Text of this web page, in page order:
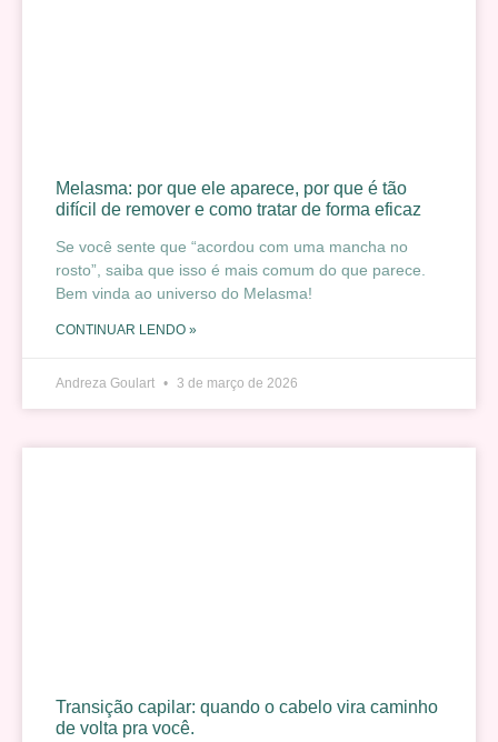
Melasma: por que ele aparece, por que é tão
difícil de remover e como tratar de forma eficaz
Se você sente que “acordou com uma mancha no
rosto”, saiba que isso é mais comum do que parece.
Bem vinda ao universo do Melasma!
CONTINUAR LENDO »
Andreza Goulart 3 de março de 2026
Transição capilar: quando o cabelo vira caminho
de volta pra você.